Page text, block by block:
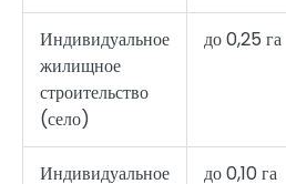
Индивидуальное
жилищное
строительство
(село)
до 0,25 га
Индивидуальное
до 0,10 га